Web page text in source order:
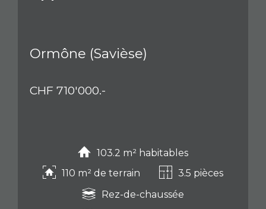
Ormône (Savièse)
CHF 710'000.-
103.2 m² habitables
110 m² de terrain
3.5 pièces
Rez-de-chaussée